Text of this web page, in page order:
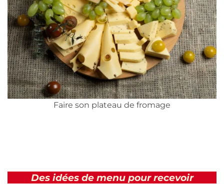
Faire son plateau de fromage
Des idées de menu pour recevoir